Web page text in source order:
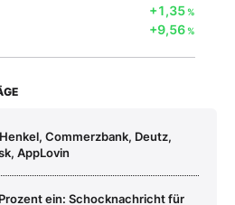
+1,35%
+9,56%
Commerzbank, Deutz,
AppLovin
ein: Schocknachricht für